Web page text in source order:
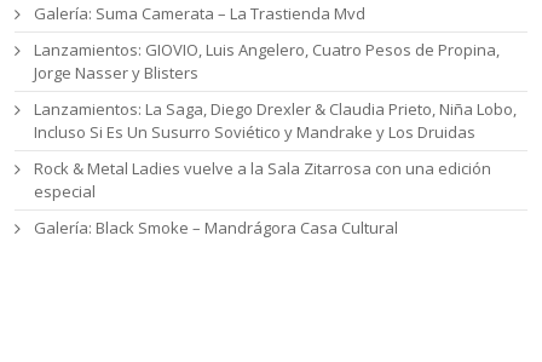
Galería: Suma Camerata – La Trastienda Mvd
Lanzamientos: GIOVIO, Luis Angelero, Cuatro Pesos de Propina,
Jorge Nasser y Blisters
Lanzamientos: La Saga, Diego Drexler & Claudia Prieto, Niña Lobo,
Incluso Si Es Un Susurro Soviético y Mandrake y Los Druidas
Rock & Metal Ladies vuelve a la Sala Zitarrosa con una edición
especial
Galería: Black Smoke – Mandrágora Casa Cultural